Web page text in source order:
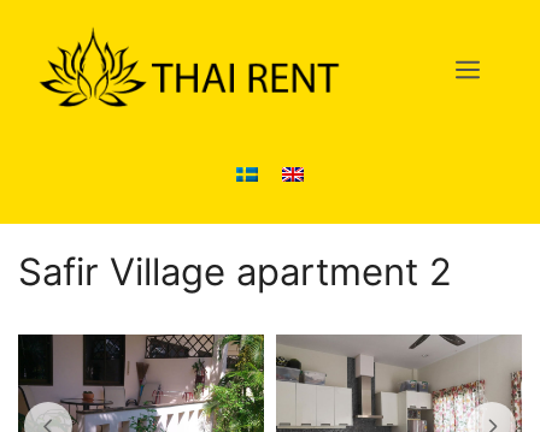
innehåll
Safir Village apartment 2